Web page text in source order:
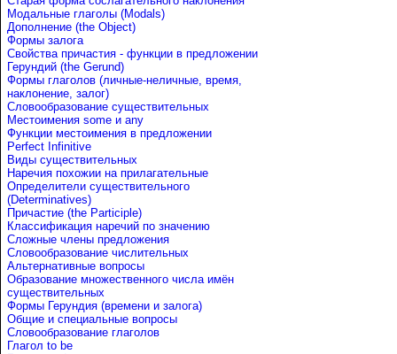
Модальные глаголы (Modals)
Дополнение (the Object)
Формы залога
Свойства причастия - функции в предложении
Герундий (the Gerund)
Формы глаголов (личные-неличные, время,
наклонение, залог)
Словообразование существительных
Местоимения some и any
Функции местоимения в предложении
Perfect Infinitive
Виды существительных
Наречия похожии на прилагательные
Определители существительного
(Determinatives)
Причастие (the Participle)
Классификация наречий по значению
Сложные члены предложения
Словообразование числительных
Альтернативные вопросы
Образование множественного числа имён
существительных
Формы Герундия (времени и залога)
Общие и специальные вопросы
Словообразование глаголов
Глагол to be